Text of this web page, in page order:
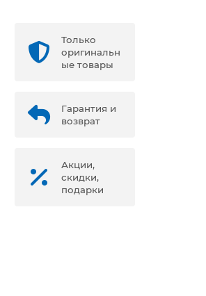
Только
оригинальн
ые товары
Гарантия и
возврат
Акции,
скидки,
подарки